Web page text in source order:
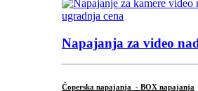
Napajanja za video
Čoperska napajanja - BOX napajanja